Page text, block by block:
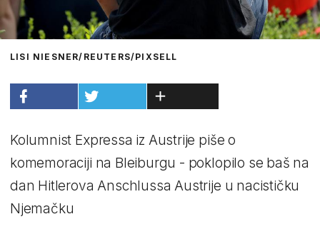
LISI NIESNER/REUTERS/PIXSELL
Kolumnist Expressa iz Austrije piše o
komemoraciji na Bleiburgu - poklopilo se baš na
dan Hitlerova Anschlussa Austrije u nacističku
Njemačku